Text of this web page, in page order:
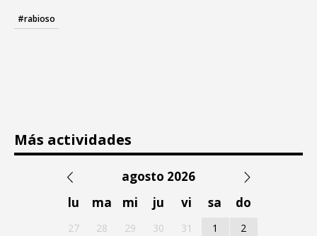
#rabioso
Más actividades
agosto 2026
lu
ma mi ju vi sa do
27 28 29 30 31 1
2